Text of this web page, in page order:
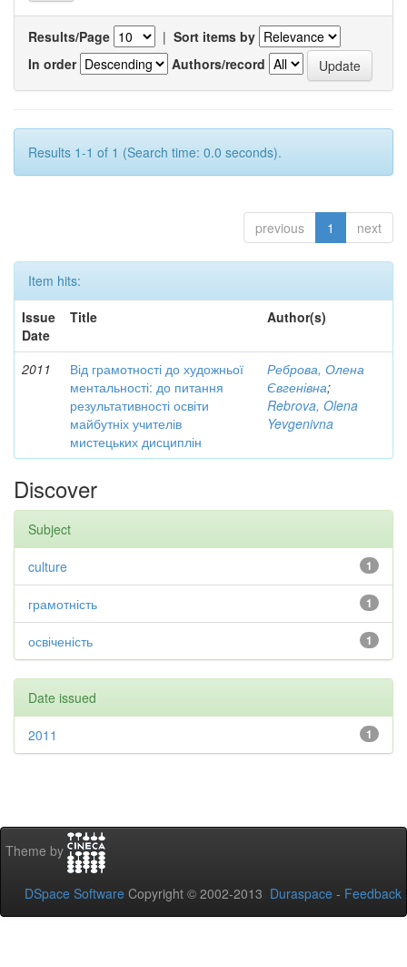
Results/Page | Sort items by
In order
Authors/record
Results 1-1 of 1 (Search time: 0.0 seconds).
previous 1 next
Item hits:
Issue
Date
Title Author(s)
2011
Від грамотності до художньої
ментальності: до питання
результативності освіти
майбутніх учителів
мистецьких дисциплін
Реброва, Олена
Євгенівна;
Rebrova, Olena
Yevgenivna
Discover
Subject
1
culture
1
грамотність
1
освіченість
Date issued
1
2011
Theme by
DSpace Software Copyright © 2002-2013 Duraspace - Feedback